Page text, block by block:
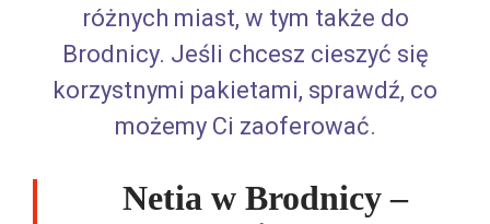
różnych miast, w tym także do
Brodnicy. Jeśli chcesz cieszyć się
korzystnymi pakietami, sprawdź, co
możemy Ci zaoferować.
Netia w Brodnicy –